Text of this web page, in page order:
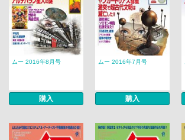
ムー 2016年8月号
購入
ムー 2016年7月号
購入